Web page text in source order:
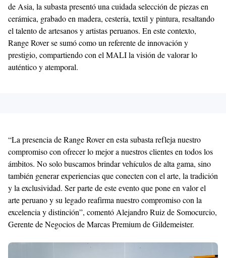
de Asia, la subasta presentó una cuidada selección de piezas en
cerámica, grabado en madera, cestería, textil y pintura, resaltando
el talento de artesanos y artistas peruanos. En este contexto,
Range Rover se sumó como un referente de innovación y
prestigio, compartiendo con el MALI la visión de valorar lo
auténtico y atemporal.
“La presencia de Range Rover en esta subasta refleja nuestro
compromiso con ofrecer lo mejor a nuestros clientes en todos los
ámbitos. No solo buscamos brindar vehículos de alta gama, sino
también generar experiencias que conecten con el arte, la tradición
y la exclusividad. Ser parte de este evento que pone en valor el
arte peruano y su legado reafirma nuestro compromiso con la
excelencia y distinción”, comentó Alejandro Ruiz de Somocurcio,
Gerente de Negocios de Marcas Premium de Gildemeister.